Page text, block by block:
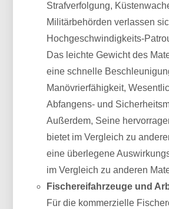
Strafverfolgung,
Militärbehörden verlassen
Hochgeschwindigkeits-
Das leichte Gewicht des
eine schnelle
Manövrierfähigkeit,
Abfangens- und
Außerdem, Seine
bietet im Vergleich zu
eine überlegene
im Vergleich zu anderen
Fischereifahrzeuge und
Für die kommerzielle